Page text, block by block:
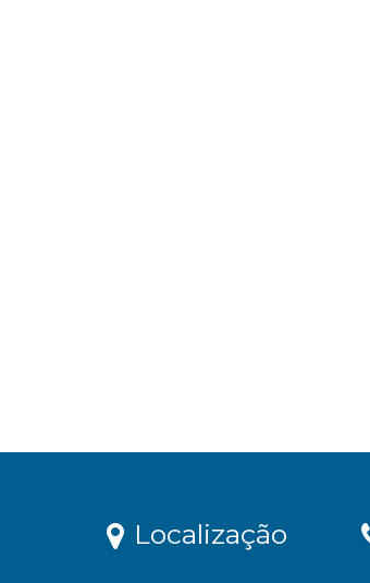
Localização